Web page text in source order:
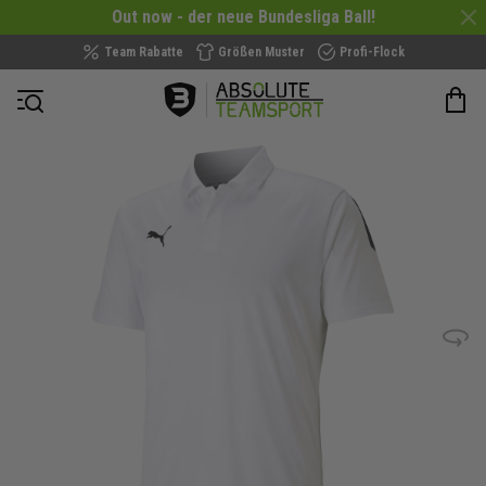
Out now - der neue Bundesliga Ball!
Team Rabatte Größen Muster Profi-Flock
Navigation öffnen